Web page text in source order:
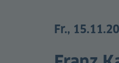
Fr.,